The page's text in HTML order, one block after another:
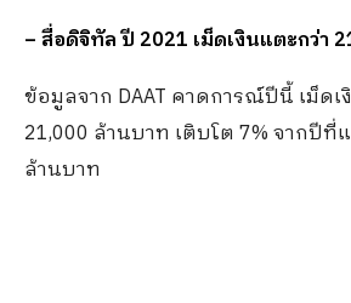
– สื่อดิจิทัล ปี 2021 เม็ดเงินแตะกว่า
ข้อมูลจาก DAAT คาดการณ์ปีนี้ เม็ด
21,000 ล้านบาท เติบโต 7% จากปีที่
ล้านบาท